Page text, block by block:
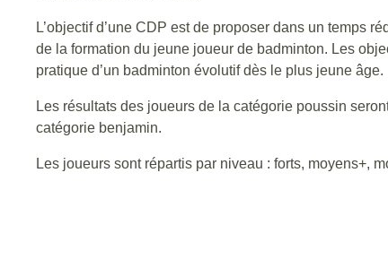
L’objectif d’une CDP est de proposer dans un temps
de la formation du jeune joueur de badminton. Les
pratique d’un badminton évolutif dès le plus jeune âge.
Les résultats des joueurs de la catégorie poussin
catégorie benjamin.
Les joueurs sont répartis par niveau : forts, moyens+,